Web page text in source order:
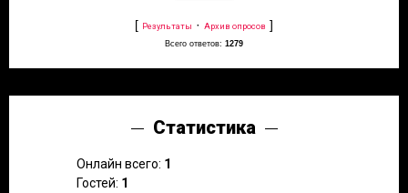
[ Результаты · Архив опросов ]
Всего ответов: 1279
Статистика
Онлайн всего: 1
Гостей: 1